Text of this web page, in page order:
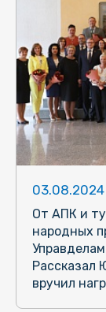
03.08.2024
От АПК и
народных
Рассказал
вручил